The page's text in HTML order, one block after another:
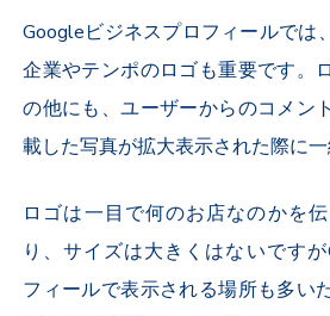
Googleビジネスプロフィールでは
企業やテンポのロゴも重要です。
の他にも、ユーザーからのコメン
載した写真が拡大表示された際に一
ロゴは一目で何のお店なのかを
り、サイズは大きくはないです
フィールで表示される場所も多い